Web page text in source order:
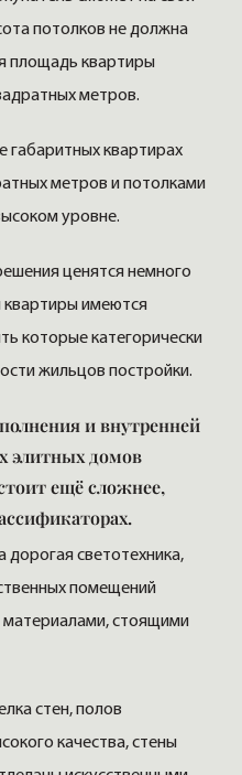
потолков не должна
площадь квартиры
метров.
габаритных квартирах
метров и потолками
уровне.
ценятся немного
квартиры имеются
которые категорически
жильцов постройки.
и внутренней
элитных домов
ещё сложнее,
дорогая светотехника,
помещений
стоящими
стен, полов
качества, стены